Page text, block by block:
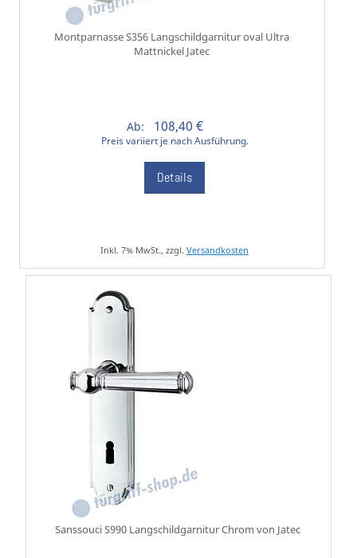
Montparnasse S356 Langschildgarnitur oval Ultra
Mattnickel Jatec
Ab: 108,40 €
Preis variiert je nach Ausführung.
Details
Inkl. 7% MwSt., zzgl. Versandkosten
Sanssouci S990 Langschildgarnitur Chrom von Jatec